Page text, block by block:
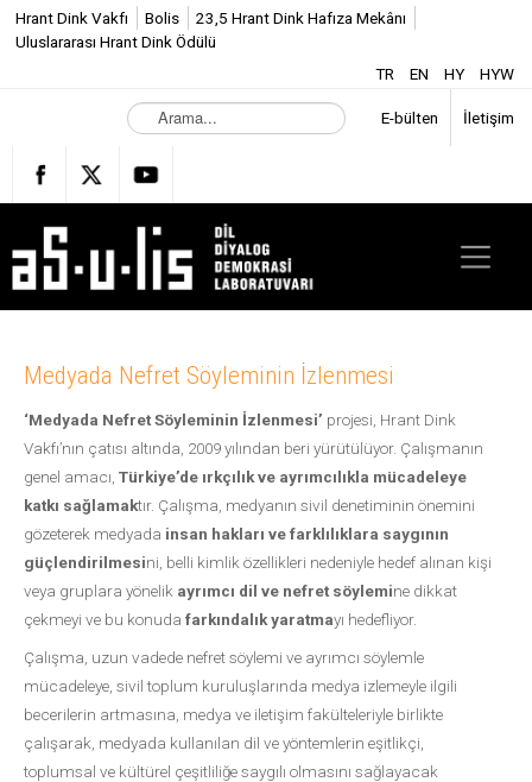
Hrant Dink Vakfı Bolis
23,5 Hrant Dink Hafıza Mekânı
Uluslararası Hrant Dink Ödülü
TR
EN HY HYW
A
r
m
a
.
E-bülten İletişim
Medyada Nefret Söyleminin İzlenmesi
‘Medyada Nefret Söyleminin İzlenmesi’ projesi, Hrant Dink
Vakfı’nın çatısı altında, 2009 yılından beri yürütülüyor. Çalışmanın
genel amacı, Türkiye’de ırkçılık ve ayrımcılıkla mücadeleye
katkı sağlamaktır. Çalışma, medyanın sivil denetiminin önemini
gözeterek medyada insan hakları ve farklılıklara saygının
güçlendirilmesini, belli kimlik özellikleri nedeniyle hedef alınan kişi
veya gruplara yönelik ayrımcı dil ve nefret söylemine dikkat
çekmeyi ve bu konuda farkındalık yaratmayı hedefliyor.
Çalışma, uzun vadede nefret söylemi ve ayrımcı söylemle
mücadeleye, sivil toplum kuruluşlarında medya izlemeyle ilgili
becerilerin artmasına, medya ve iletişim fakülteleriyle birlikte
çalışarak, medyada kullanılan dil ve yöntemlerin eşitlikçi,
toplumsal ve kültürel çeşitliliğe saygılı olmasını sağlayacak